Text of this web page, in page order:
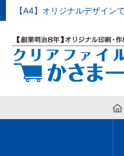
【A4】オリジナルデザイン